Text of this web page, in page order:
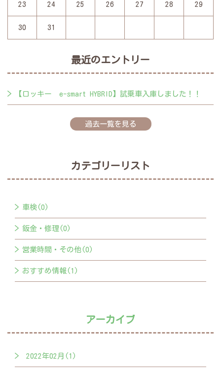
23 24 25 26 27 28 29
30 31
最近のエントリー
【ロッキー e-smart HYBRID】試乗車入庫しました！！
過去一覧を見る
カテゴリーリスト
車検(0)
鈑金・修理(0)
営業時間・その他(0)
おすすめ情報(1)
アーカイブ
2022年02月(1)